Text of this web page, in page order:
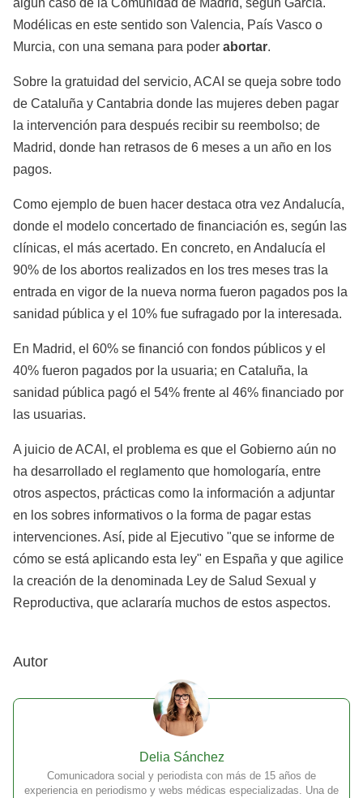
algún caso de la Comunidad de Madrid, según García.
Modélicas en este sentido son Valencia, País Vasco o
Murcia, con una semana para poder abortar.
Sobre la gratuidad del servicio, ACAI se queja sobre todo
de Cataluña y Cantabria donde las mujeres deben pagar
la intervención para después recibir su reembolso; de
Madrid, donde han retrasos de 6 meses a un año en los
pagos.
Como ejemplo de buen hacer destaca otra vez Andalucía,
donde el modelo concertado de financiación es, según las
clínicas, el más acertado. En concreto, en Andalucía el
90% de los abortos realizados en los tres meses tras la
entrada en vigor de la nueva norma fueron pagados pos la
sanidad pública y el 10% fue sufragado por la interesada.
En Madrid, el 60% se financió con fondos públicos y el
40% fueron pagados por la usuaria; en Cataluña, la
sanidad pública pagó el 54% frente al 46% financiado por
las usuarias.
A juicio de ACAI, el problema es que el Gobierno aún no
ha desarrollado el reglamento que homologaría, entre
otros aspectos, prácticas como la información a adjuntar
en los sobres informativos o la forma de pagar estas
intervenciones. Así, pide al Ejecutivo "que se informe de
cómo se está aplicando esta ley" en España y que agilice
la creación de la denominada Ley de Salud Sexual y
Reproductiva, que aclararía muchos de estos aspectos.
Autor
Delia Sánchez
Comunicadora social y periodista con más de 15 años de
experiencia en periodismo y webs médicas especializadas. Una de